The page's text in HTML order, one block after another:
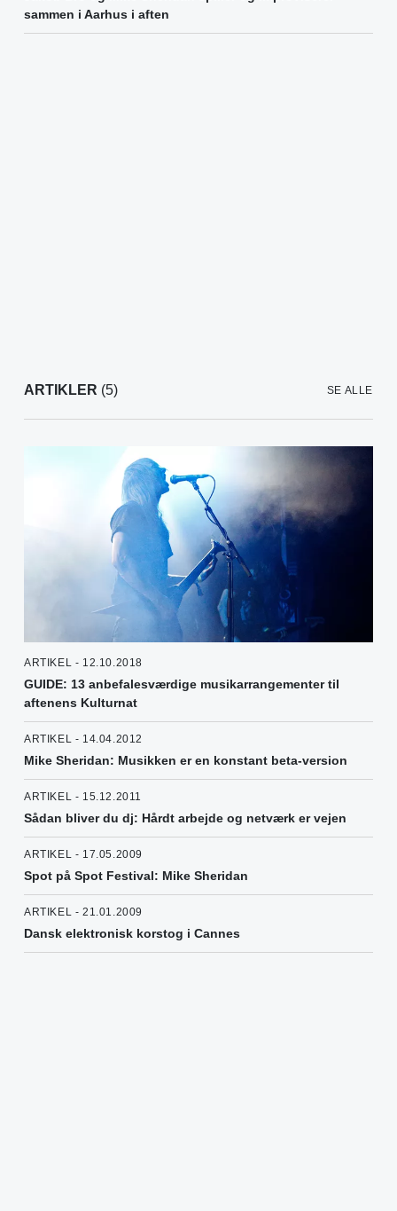
sammen i Aarhus i aften
ARTIKLER (5) SE ALLE
ARTIKEL - 12.10.2018
GUIDE: 13 anbefalesværdige musikarrangementer til
aftenens Kulturnat
ARTIKEL - 14.04.2012
Mike Sheridan: Musikken er en konstant beta-version
ARTIKEL - 15.12.2011
Sådan bliver du dj: Hårdt arbejde og netværk er vejen
ARTIKEL - 17.05.2009
Spot på Spot Festival: Mike Sheridan
ARTIKEL - 21.01.2009
Dansk elektronisk korstog i Cannes